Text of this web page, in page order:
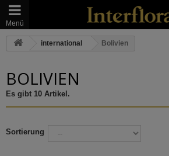
Menü
international Bolivien
BOLIVIEN
Es gibt 10 Artikel.
Sortierung